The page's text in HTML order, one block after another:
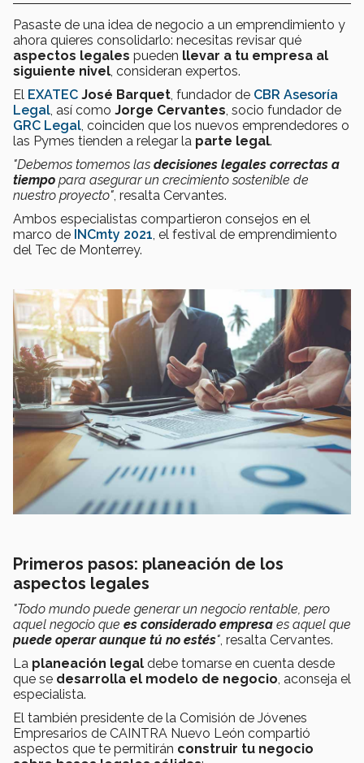
Pasaste de una idea de negocio a un emprendimiento y
ahora quieres consolidarlo: necesitas revisar qué
aspectos legales pueden llevar a tu empresa al
siguiente nivel , consideran expertos.
El EXATEC José Barquet , fundador de CBR Asesoría
Legal , así como Jorge Cervantes , socio fundador de
GRC Legal , coinciden que los nuevos emprendedores o
las Pymes tienden a relegar la parte legal.
"Debemos tomemos las decisiones legales correctas a
tiempo para asegurar un crecimiento sostenible de
nuestro proyecto" , resalta Cervantes.
Ambos especialistas compartieron consejos en el
marco de INCmty 2021 , el festival de emprendimiento
del Tec de Monterrey.
Primeros pasos: planeación de los
aspectos legales
"Todo mundo puede generar un negocio rentable, pero
aquel negocio que es considerado empresa es aquel que
puede operar aunque tú no estés", resalta Cervantes.
La planeación legal debe tomarse en cuenta desde
que se desarrolla el modelo de negocio, aconseja el
especialista.
El también presidente de la Comisión de Jóvenes
Empresarios de CAINTRA Nuevo León compartió
aspectos que te permitirán construir tu negocio